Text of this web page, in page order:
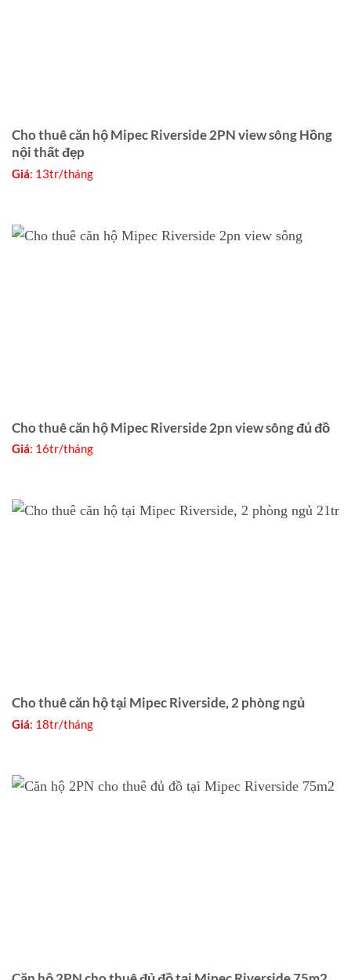
Cho thuê căn hộ Mipec Riverside 2PN view sông Hồng
nội thất đẹp
Giá: 13tr/tháng
Cho thuê căn hộ Mipec Riverside 2pn view sông đủ đồ
Giá: 16tr/tháng
Cho thuê căn hộ tại Mipec Riverside, 2 phòng ngủ
Giá: 18tr/tháng